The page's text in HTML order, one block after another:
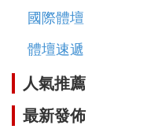
國際體壇
體壇速遞
人氣推薦
最新發佈